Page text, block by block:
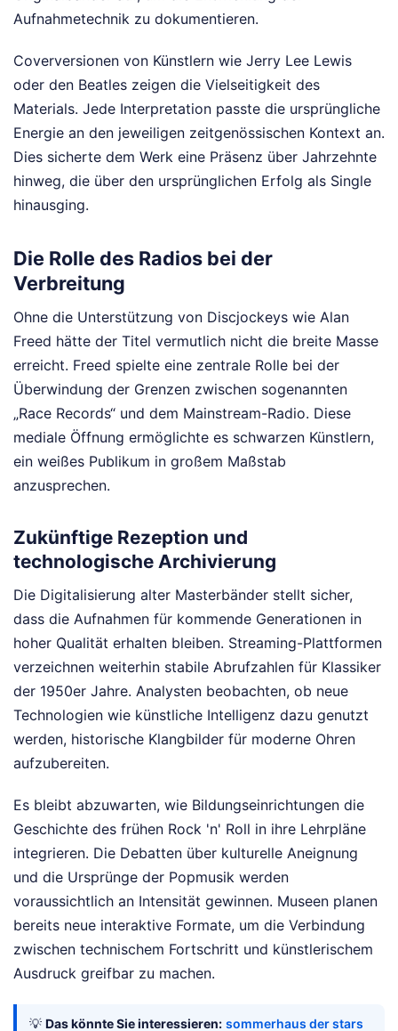
Aufnahmetechnik zu dokumentieren.
Coverversionen von Künstlern wie Jerry Lee Lewis
oder den Beatles zeigen die Vielseitigkeit des
Materials. Jede Interpretation passte die ursprüngliche
Energie an den jeweiligen zeitgenössischen Kontext an.
Dies sicherte dem Werk eine Präsenz über Jahrzehnte
hinweg, die über den ursprünglichen Erfolg als Single
hinausging.
Die Rolle des Radios bei der
Verbreitung
Ohne die Unterstützung von Discjockeys wie Alan
Freed hätte der Titel vermutlich nicht die breite Masse
erreicht. Freed spielte eine zentrale Rolle bei der
Überwindung der Grenzen zwischen sogenannten
„Race Records“ und dem Mainstream-Radio. Diese
mediale Öffnung ermöglichte es schwarzen Künstlern,
ein weißes Publikum in großem Maßstab
anzusprechen.
Zukünftige Rezeption und
technologische Archivierung
Die Digitalisierung alter Masterbänder stellt sicher,
dass die Aufnahmen für kommende Generationen in
hoher Qualität erhalten bleiben. Streaming-Plattformen
verzeichnen weiterhin stabile Abrufzahlen für Klassiker
der 1950er Jahre. Analysten beobachten, ob neue
Technologien wie künstliche Intelligenz dazu genutzt
werden, historische Klangbilder für moderne Ohren
aufzubereiten.
Es bleibt abzuwarten, wie Bildungseinrichtungen die
Geschichte des frühen Rock 'n' Roll in ihre Lehrpläne
integrieren. Die Debatten über kulturelle Aneignung
und die Ursprünge der Popmusik werden
voraussichtlich an Intensität gewinnen. Museen planen
bereits neue interaktive Formate, um die Verbindung
zwischen technischem Fortschritt und künstlerischem
Ausdruck greifbar zu machen.
💡 Das könnte Sie interessieren: sommerhaus der stars